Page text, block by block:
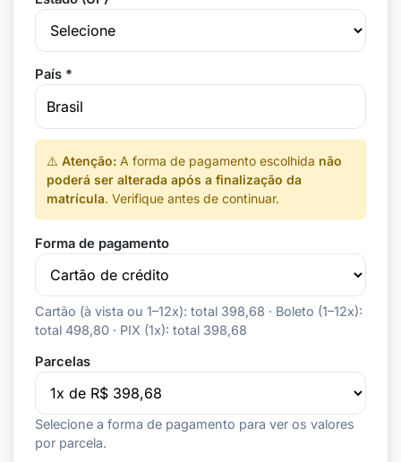
País *
⚠️ Atenção: A forma de pagamento escolhida não
poderá ser alterada após a finalização da
matrícula. Verifique antes de continuar.
Forma de pagamento
Cartão (à vista ou 1–12x): total 398,68 · Boleto (1–12x):
total 498,80 · PIX (1x): total 398,68
Parcelas
Selecione a forma de pagamento para ver os valores
por parcela.